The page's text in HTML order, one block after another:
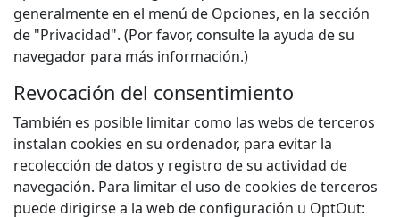
generalmente en el menú de Opciones, en la sección
de "Privacidad". (Por favor, consulte la ayuda de su
navegador para más información.)
Revocación del consentimiento
También es posible limitar como las webs de terceros
instalan cookies en su ordenador, para evitar la
recolección de datos y registro de su actividad de
navegación. Para limitar el uso de cookies de terceros
puede dirigirse a la web de configuración u OptOut: